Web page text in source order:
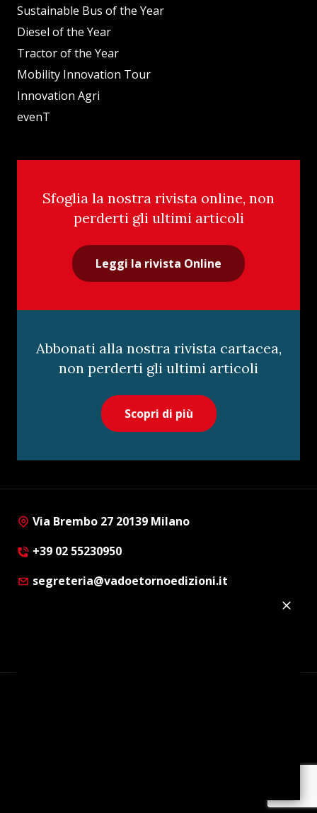
Sustainable Bus of the Year
Diesel of the Year
Tractor of the Year
Mobility Innovation Tour
Innovation Agri
evenT
Sfoglia la nostra rivista online, non
perderti gli ultimi articoli
Leggi la rivista Online
Abbonati alla nostra rivista cartacea,
non perderti gli ultimi articoli
Scopri di più
Via Brembo 27 20139 Milano
+39 02 55230950
segreteria@vadoetornoedizioni.it